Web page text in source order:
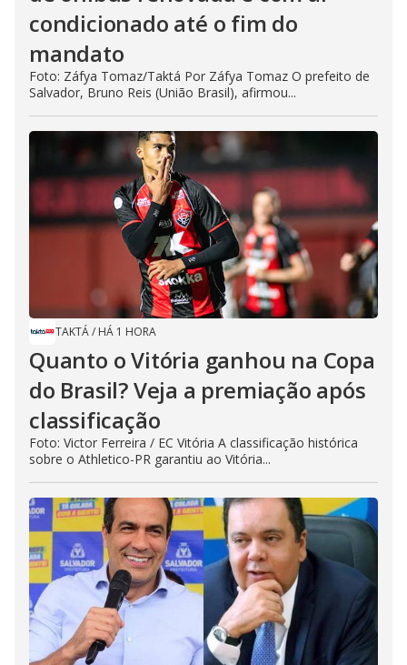
condicionado até o fim do
mandato
Foto: Záfya Tomaz/Taktá Por Záfya Tomaz O prefeito de
Salvador, Bruno Reis (União Brasil), afirmou...
TAKTÁ/ HÁ 1 HORA
Quanto o Vitória ganhou na Copa
do Brasil? Veja a premiação após
classificação
Foto: Victor Ferreira / EC Vitória A classificação histórica
sobre o Athletico-PR garantiu ao Vitória...